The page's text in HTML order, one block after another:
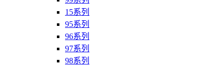
15系列
95系列
96系列
97系列
98系列